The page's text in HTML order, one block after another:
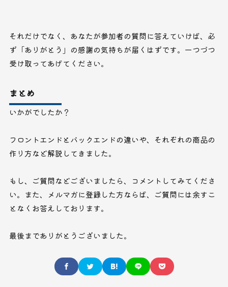
それだけでなく、あなたが参加者の質問に答えていけば、必
ず「ありがとう」の感謝の気持ちが届くはずです。一つづつ
受け取ってあげてください。
まとめ
いかがでしたか？
フロントエンドとバックエンドの違いや、それぞれの商品の
作り方など解説してきました。
もし、ご質問などございましたら、コメントしてみてくださ
い。また、メルマガに登録した方ならば、ご質問には余すこ
となくお答えしております。
最後までありがとうございました。